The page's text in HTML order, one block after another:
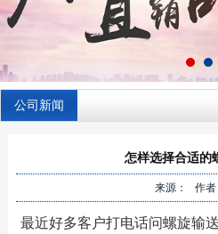
公司新闻
怎样选择合适的
来源： 作者
最近好多客户打电话问螺旋输